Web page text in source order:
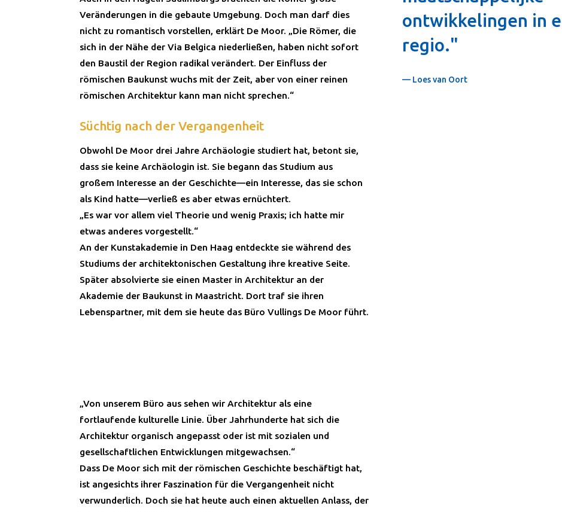
Veränderungen in die gebaute Umgebung. Doch man darf dies
nicht zu romantisch vorstellen, erklärt De Moor. „Die Römer, die
sich in der Nähe der Via Belgica niederließen, haben nicht sofort
den Baustil der Region radikal verändert. Der Einfluss der
römischen Baukunst wuchs mit der Zeit, aber von einer reinen
römischen Architektur kann man nicht sprechen.“
Süchtig nach der Vergangenheit
Obwohl De Moor drei Jahre Archäologie studiert hat, betont sie,
dass sie keine Archäologin ist. Sie begann das Studium aus
großem Interesse an der Geschichte—ein Interesse, das sie schon
als Kind hatte—verließ es aber etwas ernüchtert.
„Es war vor allem viel Theorie und wenig Praxis; ich hatte mir
etwas anderes vorgestellt.“
An der Kunstakademie in Den Haag entdeckte sie während des
Studiums der architektonischen Gestaltung ihre kreative Seite.
Später absolvierte sie einen Master in Architektur an der
Akademie der Baukunst in Maastricht. Dort traf sie ihren
Lebenspartner, mit dem sie heute das Büro Vullings De Moor führt.
ontwikkelingen in
regio."
— Loes van Oort
„Von unserem Büro aus sehen wir Architektur als eine
fortlaufende kulturelle Linie. Über Jahrhunderte hat sich die
Architektur organisch angepasst oder ist mit sozialen und
gesellschaftlichen Entwicklungen mitgewachsen.“
Dass De Moor sich mit der römischen Geschichte beschäftigt hat,
ist angesichts ihrer Faszination für die Vergangenheit nicht
verwunderlich. Doch sie hat heute auch einen aktuellen Anlass, der